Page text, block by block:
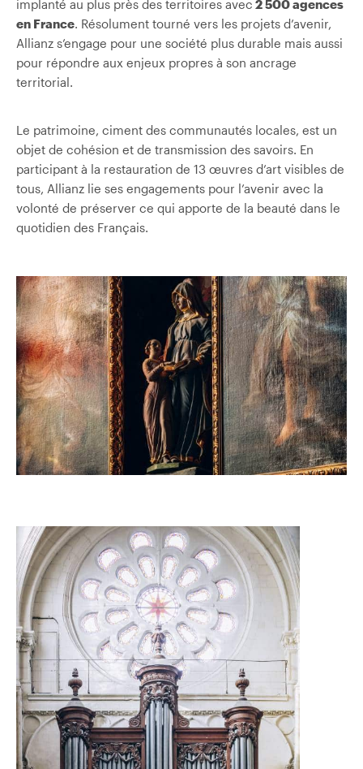
implanté au plus près des territoires avec 2 500 agences
en France . Résolument tourné vers les projets d’avenir,
Allianz s’engage pour une société plus durable mais aussi
pour répondre aux enjeux propres à son ancrage
territorial.
Le patrimoine, ciment des communautés locales, est un
objet de cohésion et de transmission des savoirs. En
participant à la restauration de 13 œuvres d’art visibles de
tous, Allianz lie ses engagements pour l’avenir avec la
volonté de préserver ce qui apporte de la beauté dans le
quotidien des Français.